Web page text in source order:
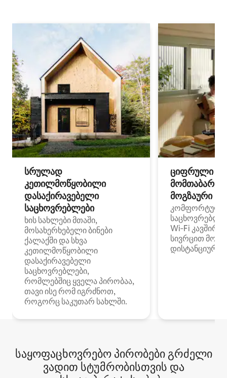
სრულად
კეთილმოწყობილი
დასაქირავებელი
საცხოვრებლები
ხის სახლები მთაში,
მოსახერხებელი ბინები
ქალაქში და სხვა
კეთილმოწყობილი
დასაქირავებელი
საცხოვრებლები,
რომლებშიც ყველა პირობაა,
თავი ისე რომ იგრძნოთ,
როგორც საკუთარ სახლში.
ციფრული
მოგზაური
კომფორტული
Wi‑Fi
სივრცით
დისტანციური
საყოფაცხოვრებო პირობები გრძელი
ვადით სტუმრობისთვის და